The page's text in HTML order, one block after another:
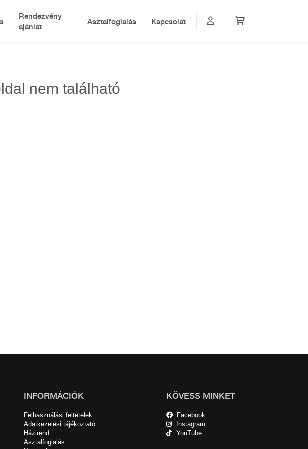
Rendezvény
ajánlat
Asztalfoglalás Kapcsolat
nem található
INFORMÁCIÓK
Felhasználási feltételek
Adatkezelési tájékoztató
Házirend
Asztalfoglalás
KÖVESS MINKET
Facebook
Instagram
YouTube